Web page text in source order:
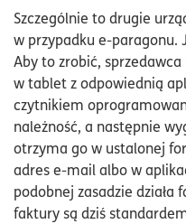
Szczególnie to drugie
w przypadku e-paragonu.
Aby to zrobić,
w tablet z odpowiednią
czytnikiem
należność, a następnie
otrzyma go w ustalonej
adres e-mail albo w
podobnej zasadzie
faktury są dziś